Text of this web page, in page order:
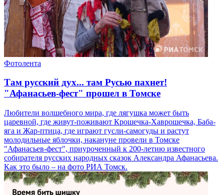
Фотолента
Там русский дух... там Русью пахнет!
"Афанасьев-фест" прошел в Томске
Любители волшебного мира, где лягушка может быть
царевной, где живут-поживают Крошечка-Хаврошечка, Баба-
яга и Жар-птица, где играют гусли-самогуды и растут
молодильные яблочки, накануне провели в Томске
"Афанасьев-фест", приуроченный к 200-летию известного
собирателя русских народных сказок Александра Афанасьева.
Как это было – на фото РИА Томск.